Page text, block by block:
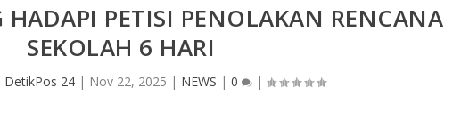
HADAPI PETISI PENOLAKAN RENCANA
SEKOLAH 6 HARI
DetikPos 24| Nov 22, 2025 | NEWS | 0 |